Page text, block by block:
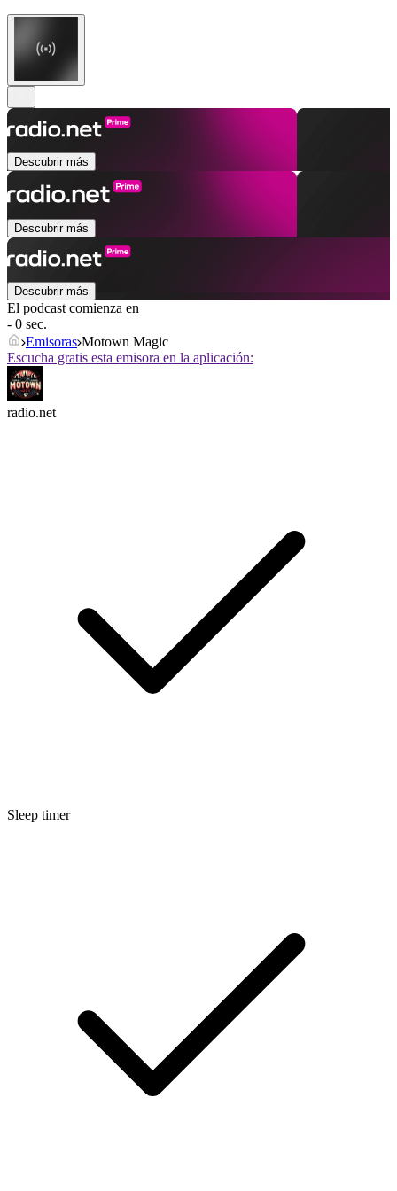
Descubrir más
Descubrir más
Descubrir más
El podcast comienza en
- 0 sec.
Emisoras Motown Magic
Escucha gratis esta emisora en la aplicación:
radio.net
Sleep timer